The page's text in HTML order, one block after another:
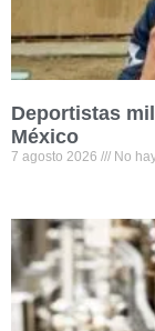
Deportistas
México
7 agosto 2026 No